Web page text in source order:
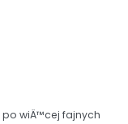
po wiÄ™cej fajnych